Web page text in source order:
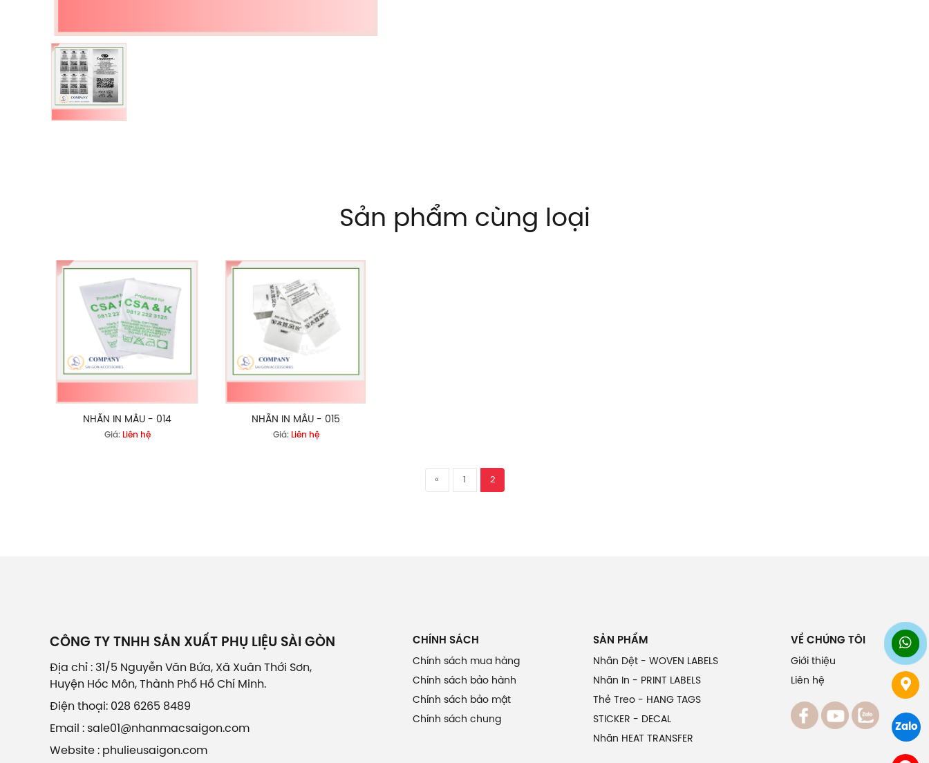
Sản phẩm cùng loại
NHÃN IN MẪU - 014
Giá: Liên hệ
NHÃN IN MẪU - 015
Giá: Liên hệ
« 1 2
CÔNG TY TNHH SẢN XUẤT PHỤ LIỆU SÀI GÒN
Địa chỉ : 31/5 Nguyễn Văn Bứa, Xã Xuân Thới Sơn,
Huyện Hóc Môn, Thành Phố Hồ Chí Minh.
Điện thoại: 028 6265 8489
Email : sale01@nhanmacsaigon.com
Website : phulieusaigon.com
CHÍNH SÁCH
Chính sách mua hàng
Chính sách bảo hành
Chính sách bảo mật
Chính sách chung
SẢN PHẨM
Nhãn Dệt - WOVEN LABELS
Nhãn In - PRINT LABELS
Thẻ Treo - HANG TAGS
STICKER - DECAL
Nhãn HEAT TRANSFER
VỀ CHÚNG TÔI
Giới thiệu
Liên hệ
Zalo